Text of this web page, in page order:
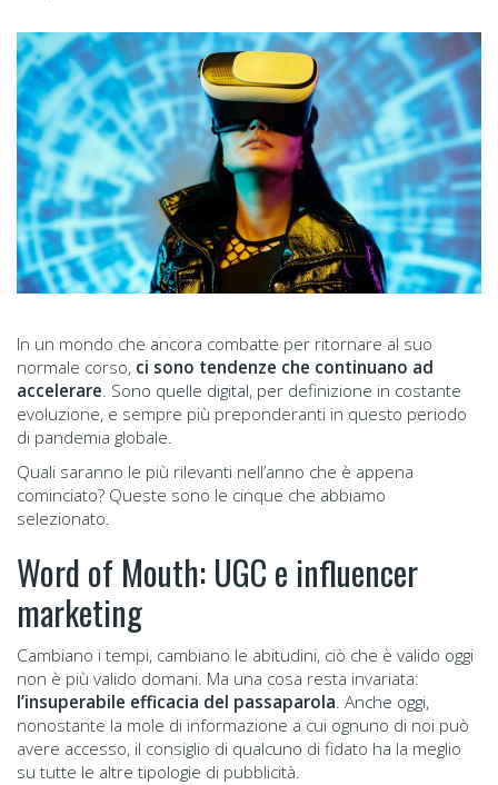
In un mondo che ancora combatte per ritornare al suo
normale corso, ci sono tendenze che continuano ad
accelerare. Sono quelle digital, per definizione in costante
evoluzione, e sempre più preponderanti in questo periodo
di pandemia globale.
Quali saranno le più rilevanti nell’anno che è appena
cominciato? Queste sono le cinque che abbiamo
selezionato.
Word of Mouth: UGC e influencer
marketing
Cambiano i tempi, cambiano le abitudini, ciò che è valido oggi
non è più valido domani. Ma una cosa resta invariata:
l’insuperabile efficacia del passaparola. Anche oggi,
nonostante la mole di informazione a cui ognuno di noi può
avere accesso, il consiglio di qualcuno di fidato ha la meglio
su tutte le altre tipologie di pubblicità.